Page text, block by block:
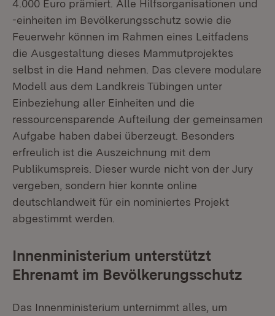
4.000 Euro prämiert. Alle Hilfsorganisationen und
-einheiten im Bevölkerungsschutz sowie die
Feuerwehr können im Rahmen eines Leitfadens
die Ausgestaltung dieses Mammutprojektes
selbst in die Hand nehmen. Das clevere modulare
Modell aus dem Landkreis Tübingen unter
Einbeziehung aller Einheiten und die
ressourcensparende Aufteilung der gemeinsamen
Aufgabe haben dabei überzeugt. Besonders
erfreulich ist die Auszeichnung mit dem
Publikumspreis. Dieser wurde nicht von der Jury
vergeben, sondern hier konnte online
deutschlandweit für ein nominiertes Projekt
abgestimmt werden.
Innenministerium unterstützt
Ehrenamt im Bevölkerungsschutz
Das Innenministerium unternimmt alles, um